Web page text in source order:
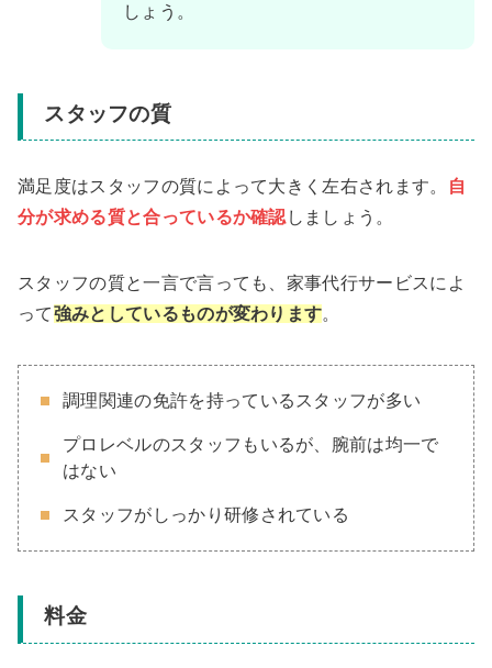
しょう。
スタッフの質
満足度はスタッフの質によって大きく左右されます。
自
分が求める質と合っているか確認 しましょう。
スタッフの質と一言で言っても、家事代行サービスによ
って強みとしているものが変わります。
調理関連の免許を持っているスタッフが多い
プロレベルのスタッフもいるが、腕前は均一で
はない
スタッフがしっかり研修されている
料金